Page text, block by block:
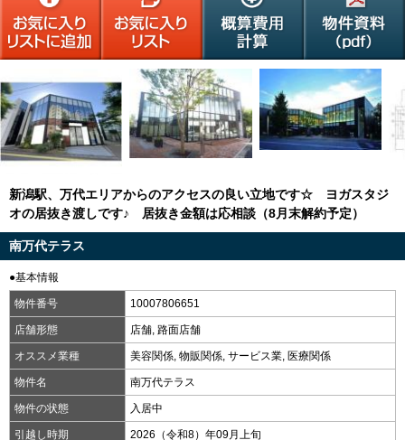
新潟駅、万代エリアからのアクセスの良い立地です☆ ヨガスタジ
オの居抜き渡しです♪ 居抜き金額は応相談（8月末解約予定）
南万代テラス
●基本情報
物件番号 10007806651
店舗形態 店舗, 路面店舗
オススメ業種 美容関係, 物販関係, サービス業, 医療関係
物件名 南万代テラス
物件の状態 入居中
引越し時期 2026（令和8）年09月上旬